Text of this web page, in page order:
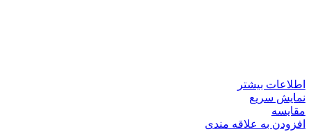
اطلاعات بیشتر
نمایش سریع
مقايسه
افزودن به علاقه مندی